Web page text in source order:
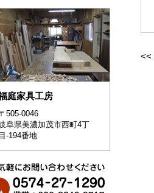
庭家具工房
505-0046
阜県美濃加茂市西町4丁
目-194番地
<<